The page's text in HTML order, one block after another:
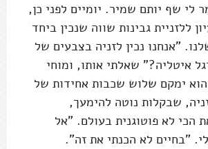
לי שף יותם שמיר. יומיים לפני כן,
ללזניית גבינות שווה שנכין ביחד
"אנחנו נכין לזניה בצבעים של
איטליה?" שאלתי אותו, ומוחי
הוא ימקם שלוש שכבות אחידות של
שבקלות נוטה להימעך,
הכי לא פוטוגנית בעולם. "אל
"בחיים לא הכנתי את זה".